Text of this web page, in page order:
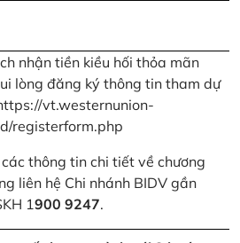
nhận tiền kiều hối thỏa mãn
lòng đăng ký thông tin tham dự
vt.westernunion-
registerform.php
thông tin chi tiết về chương
liên hệ Chi nhánh BIDV gần
1900 9247.